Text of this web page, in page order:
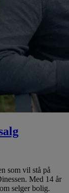
som vil stå på
Med 14 år
selger bolig.